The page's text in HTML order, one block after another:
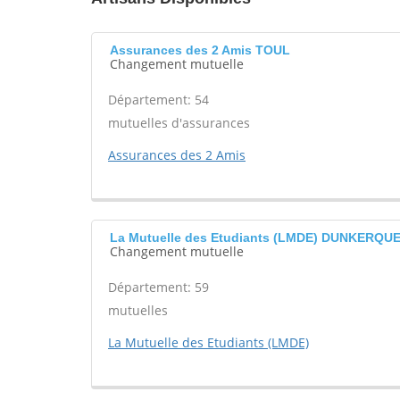
Assurances des 2 Amis TOUL
Changement mutuelle
Département: 54
mutuelles d'assurances
Assurances des 2 Amis
La Mutuelle des Etudiants (LMDE) DUNKERQUE
Changement mutuelle
Département: 59
mutuelles
La Mutuelle des Etudiants (LMDE)